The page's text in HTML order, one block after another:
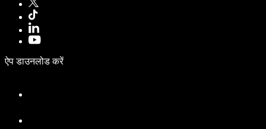
ऐप डाउनलोड करें